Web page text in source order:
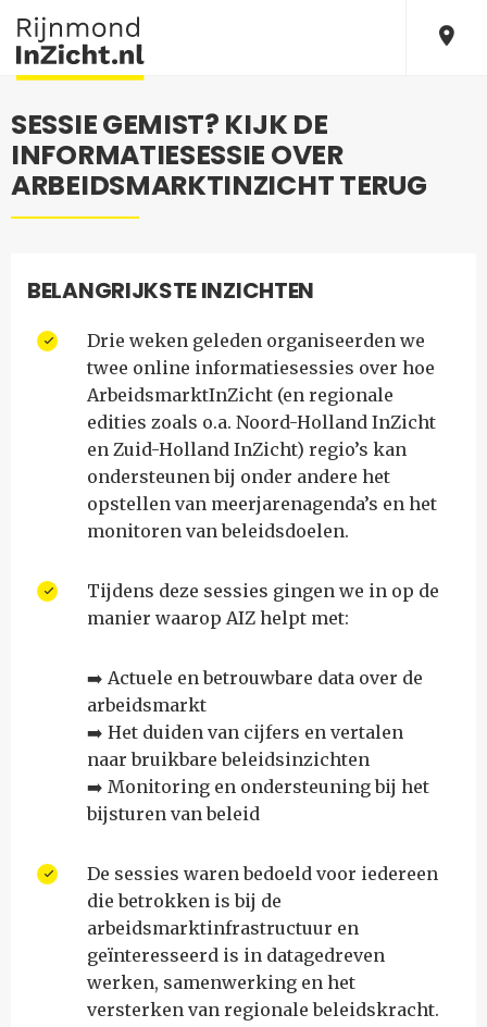
SESSIE GEMIST? KIJK DE
INFORMATIESESSIE OVER
ARBEIDSMARKTINZICHT TERUG
BELANGRIJKSTE INZICHTEN
Drie weken geleden organiseerden we
twee online informatiesessies over hoe
ArbeidsmarktInZicht (en regionale
edities zoals o.a. Noord-Holland InZicht
en Zuid-Holland InZicht) regio’s kan
ondersteunen bij onder andere het
opstellen van meerjarenagenda’s en het
monitoren van beleidsdoelen.
Tijdens deze sessies gingen we in op de
manier waarop AIZ helpt met:
➡️ Actuele en betrouwbare data over de
arbeidsmarkt
➡️ Het duiden van cijfers en vertalen
naar bruikbare beleidsinzichten
➡️ Monitoring en ondersteuning bij het
bijsturen van beleid
De sessies waren bedoeld voor iedereen
die betrokken is bij de
arbeidsmarktinfrastructuur en
geïnteresseerd is in datagedreven
werken, samenwerking en het
versterken van regionale beleidskracht.